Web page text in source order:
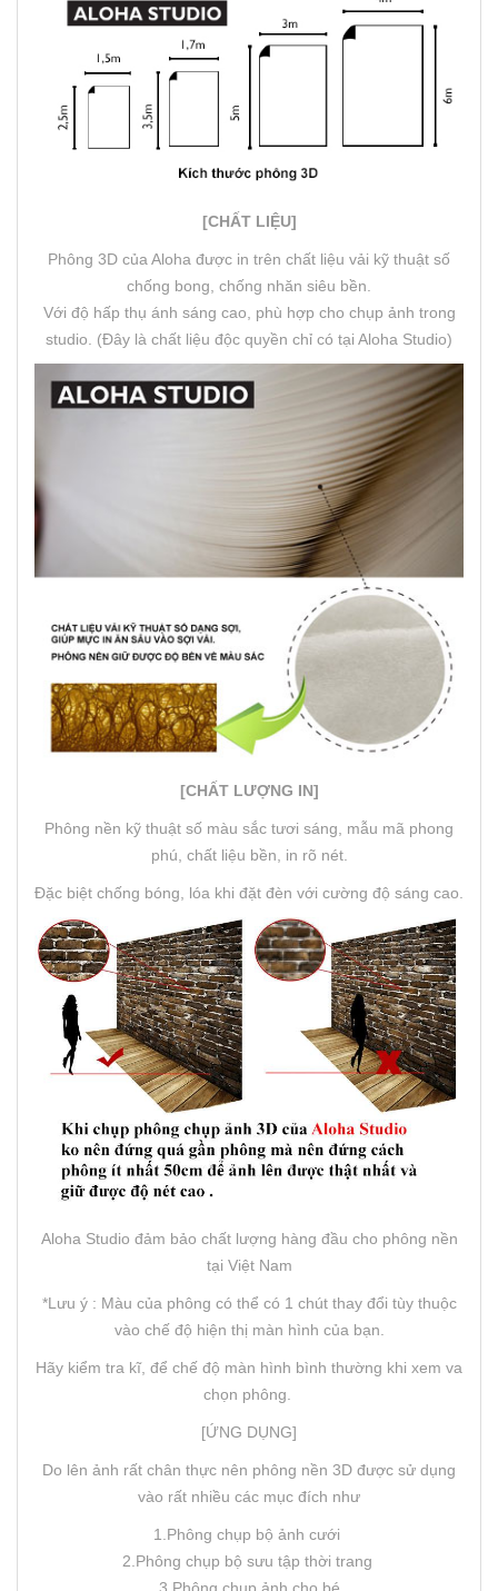
[CHẤT LIỆU]
Phông 3D của Aloha được in trên chất liệu vải kỹ thuật số
chống bong, chống nhăn siêu bền.
Với độ hấp thụ ánh sáng cao, phù hợp cho chụp ảnh trong
studio. (Đây là chất liệu độc quyền chỉ có tại Aloha Studio)
[CHẤT LƯỢNG IN]
Phông nền kỹ thuật số màu sắc tươi sáng, mẫu mã phong
phú, chất liệu bền, in rõ nét.
Đặc biệt chống bóng, lóa khi đặt đèn với cường độ sáng cao.
Aloha Studio đảm bảo chất lượng hàng đầu cho phông nền
tại Việt Nam
*Lưu ý : Màu của phông có thể có 1 chút thay đổi tùy thuộc
vào chế độ hiện thị màn hình của bạn.
Hãy kiểm tra kĩ, để chế độ màn hình bình thường khi xem va
chọn phông.
[ỨNG DỤNG]
Do lên ảnh rất chân thực nên phông nền 3D được sử dụng
vào rất nhiều các mục đích như
1.Phông chụp bộ ảnh cưới
2.Phông chụp bộ sưu tập thời trang